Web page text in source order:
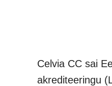
Celvia CC sai
akrediteeringu